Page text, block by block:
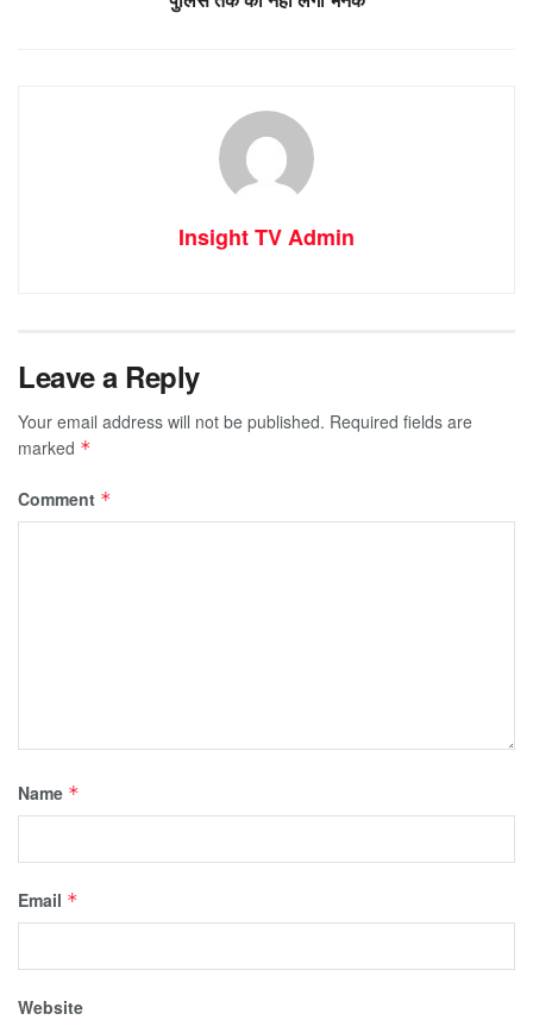
Insight TV Admin
Leave a Reply
Your email address will not be published. Required fields are
marked *
Comment *
Name *
Email *
Website